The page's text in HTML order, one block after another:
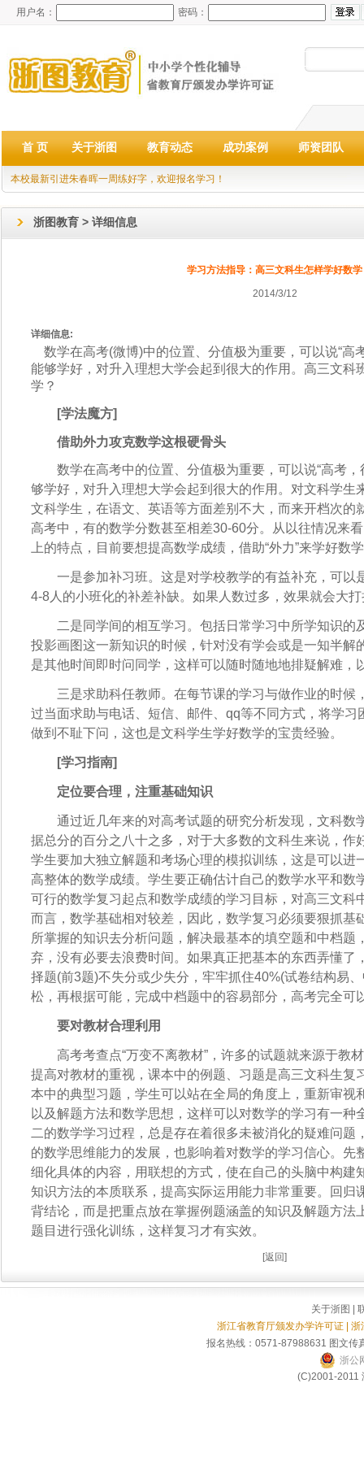
用户名： 密码：
首 页 关于浙图 教育动态 成功案例 师资团队
本校最新引进朱春晖一周练好字，欢迎报名学习！
浙图教育 > 详细信息
学习方法指导：高三文科生怎样学好数学
2014/3/12
详细信息:
数学在高考(微博)中的位置、分值极为重要，可以说“高
能够学好，对升入理想大学会起到很大的作用。高三文科
学？
[学法魔方]
借助外力攻克数学这根硬骨头
数学在高考中的位置、分值极为重要，可以说“高考，
够学好，对升入理想大学会起到很大的作用。对文科学生
文科学生，在语文、英语等方面差别不大，而来开档次的
高考中，有的数学分数甚至相差30-60分。从以往情况来
上的特点，目前要想提高数学成绩，借助“外力”来学好数
一是参加补习班。这是对学校教学的有益补充，可以
4-8人的小班化的补差补缺。如果人数过多，效果就会大
二是同学间的相互学习。包括日常学习中所学知识的
投影画图这一新知识的时候，针对没有学会或是一知半解
是其他时间即时问同学，这样可以随时随地地排疑解难，
三是求助科任教师。在每节课的学习与做作业的时候
过当面求助与电话、短信、邮件、qq等不同方式，将学习
做到不耻下问，这也是文科学生学好数学的宝贵经验。
[学习指南]
定位要合理，注重基础知识
通过近几年来的对高考试题的研究分析发现，文科数
据总分的百分之八十之多，对于大多数的文科生来说，作
学生要加大独立解题和考场心理的模拟训练，这是可以进
高整体的数学成绩。学生要正确估计自己的数学水平和数
可行的数学复习起点和数学成绩的学习目标，对高三文科
而言，数学基础相对较差，因此，数学复习必须要狠抓基
所掌握的知识去分析问题，解决最基本的填空题和中档题
弃，没有必要去浪费时间。如果真正把基本的东西弄懂了
择题(前3题)不失分或少失分，牢牢抓住40%(试卷结构易
松，再根据可能，完成中档题中的容易部分，高考完全可
要对教材合理利用
高考考查点“万变不离教材”，许多的试题就来源于教
提高对教材的重视，课本中的例题、习题是高三文科生复
本中的典型习题，学生可以站在全局的角度上，重新审视
以及解题方法和数学思想，这样可以对数学的学习有一种
二的数学学习过程，总是存在着很多未被消化的疑难问题
的数学思维能力的发展，也影响着对数学的学习信心。先
细化具体的内容，用联想的方式，使在自己的头脑中构建
知识方法的本质联系，提高实际运用能力非常重要。回归
背结论，而是把重点放在掌握例题涵盖的知识及解题方法
题目进行强化训练，这样复习才有实效。
[返回]
关于浙图
浙江省教育厅颁发办学许可证 |
报名热线：0571-87988631 图文传
浙公
(C)2001-2011